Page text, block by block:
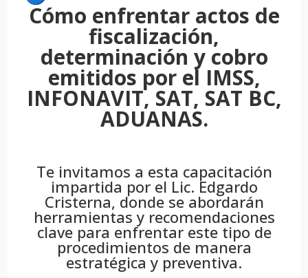
Cómo enfrentar actos de
fiscalización,
determinación y cobro
emitidos por el IMSS,
INFONAVIT, SAT, SAT BC,
ADUANAS.
Te invitamos a esta capacitación
impartida por el Lic. Edgardo
Cristerna, donde se abordarán
herramientas y recomendaciones
clave para enfrentar este tipo de
procedimientos de manera
estratégica y preventiva.